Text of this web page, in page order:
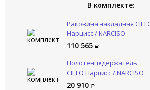
В комплекте:
Раковина накладная
Нарцисс / NARCISO
NALAMSX LV
110 565
Полотенцедержатель
CIELO Нарцисс / NARCISO
NAPL NM
20 910